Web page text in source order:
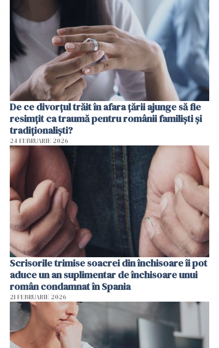
De ce divorțul trăit în afara țării ajunge să fie
resimțit ca traumă pentru românii familiști și
tradiționaliști?
24 FEBRUARIE 2026
Scrisorile trimise soacrei din închisoare îi pot
aduce un an suplimentar de închisoare unui
român condamnat în Spania
21 FEBRUARIE 2026